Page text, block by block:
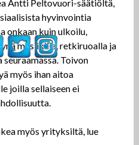
Antti Peltovuori-säätiöltä,
hyvinvointia
onkaan kuin ulkoilu,
musiikilla, retkiruoalla ja
Toivon
myös ihan aitoa
joilla sellaiseen ei
myös yrityksiltä, lue